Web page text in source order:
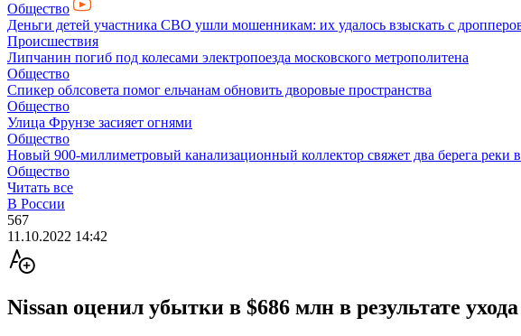
Общество
Деньги детей участника СВО ушли мошенникам: их удалось взыскать с
Происшествия
Липчанин погиб под колесами электропоезда московского метрополитена
Общество
Спикер облсовета помог ельчанам обновить дворовые пространства
Общество
Улица Фрунзе засияет огнями
Общество
Новый 900-миллиметровый канализационный коллектор свяжет два берега реки
Общество
Читать все
В России
567
11.10.2022 14:42
Nissan оценил убытки в $686 млн в результате